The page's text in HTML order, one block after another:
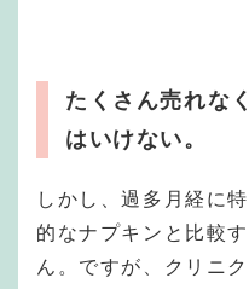
たくさん売れな
はいけない。
しかし、過多月経に
的なナプキンと比較
ん。ですが、クリニ